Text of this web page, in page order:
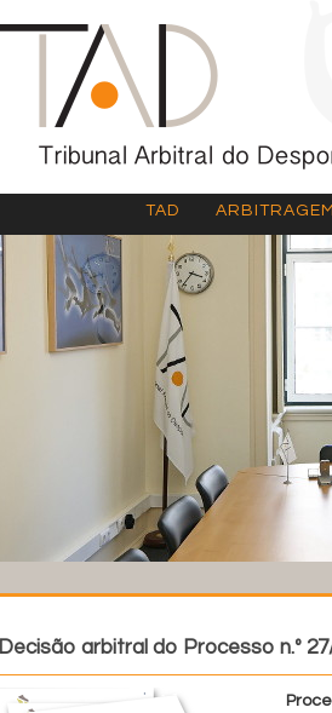
TAD ARBITRAGEM
Decisão arbitral do Processo n.º